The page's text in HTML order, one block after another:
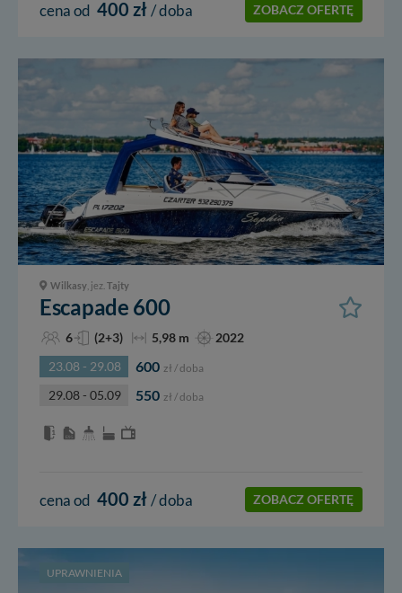
cena od 400 zł/ doba ZOBACZ OFERTĘ
Wilkasy , jez. Tajty
Escapade 600
6 (2+3) 5,98 m 2022
23.08 - 29.08 600 zł / doba
29.08 - 05.09 550 zł / doba
cena od 400 zł/ doba ZOBACZ OFERTĘ
UPRAWNIENIA